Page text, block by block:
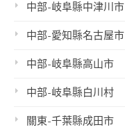
中部-岐阜縣中津川市
中部-愛知縣名古屋市
中部-岐阜縣高山市
中部-岐阜縣白川村
關東-千葉縣成田市